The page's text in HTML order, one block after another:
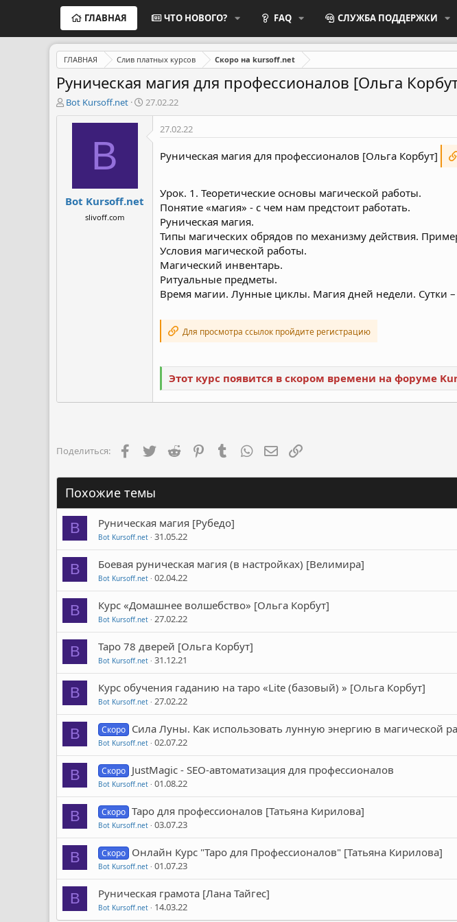
ГЛАВНАЯ ЧТО НОВОГО? FAQ СЛУЖБА ПОДДЕРЖКИ
ГЛАВНАЯ Слив платных курсов Скоро на kursoff.net
Руническая магия для профессионалов [Ольга
А
в
ы
Bot Kursoff.net
Д
а
а
27.02.22
B
Bot Kursoff.net
slivoff.com
27.02.22
Руническая магия для профессионалов [Ольга Корбут]
Урок. 1. Теоретические основы магической работы.
Понятие «магия» - с чем нам предстоит работать.
Руническая магия.
Типы магических обрядов по механизму действия.
Условия магической работы.
Магический инвентарь.
Ритуальные предметы.
Время магии. Лунные циклы. Магия дней недели. Сутки
Для просмотра ссылок пройдите регистрацию
Этот курс появится в скором времени на форуме
Поделиться: FacebookTwitter Reddit PinterestTumblr WhatsAppЭлектронная почта
Похожие темы
B Руническая магия [Рубедо]
Bot Kursoff.net 31.05.22
B Боевая руническая магия (в настройках) [Велимира]
Bot Kursoff.net 02.04.22
B Курс «Домашнее волшебство» [Ольга Корбут]
Bot Kursoff.net 27.02.22
B Таро 78 дверей [Ольга Корбут]
Bot Kursoff.net 31.12.21
B Курс обучения гаданию на таро «Lite (базовый) » [Ольга Корбут]
Bot Kursoff.net 27.02.22
B Скоро Сила Луны. Как использовать лунную энергию в магической
Bot Kursoff.net 02.07.22
B Скоро JustMagic - SEO-автоматизация для профессионалов
Bot Kursoff.net 01.08.22
B Скоро Таро для профессионалов [Татьяна Кирилова]
Bot Kursoff.net 03.07.23
B Скоро Онлайн Курс "Таро для Профессионалов" [Татьяна Кирилова]
Bot Kursoff.net 01.07.23
B Руническая грамота [Лана Тайгес]
Bot Kursoff.net 14.03.22